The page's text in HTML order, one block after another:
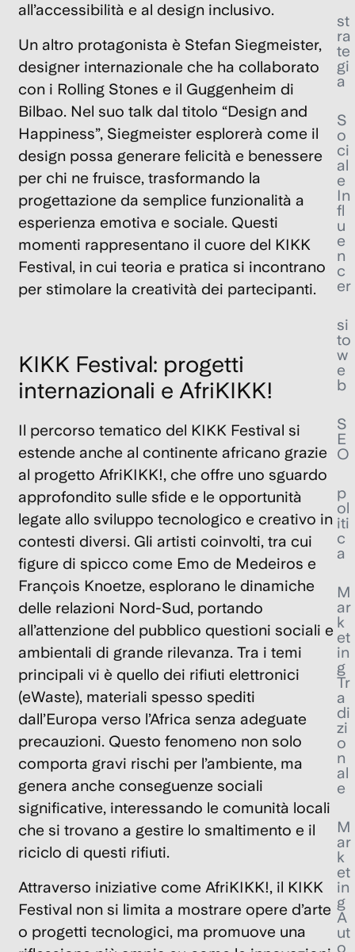
all’accessibilità e al design inclusivo.
Un altro protagonista è Stefan Siegmeister,
designer internazionale che ha collaborato
con i Rolling Stones e il Guggenheim di
Bilbao. Nel suo talk dal titolo “Design and
Happiness”, Siegmeister esplorerà come il
design possa generare felicità e benessere
per chi ne fruisce, trasformando la
progettazione da semplice funzionalità a
esperienza emotiva e sociale. Questi
momenti rappresentano il cuore del KIKK
Festival, in cui teoria e pratica si incontrano
per stimolare la creatività dei partecipanti.
KIKK Festival: progetti
internazionali e AfriKIKK!
Il percorso tematico del KIKK Festival si
estende anche al continente africano grazie
al progetto AfriKIKK!, che offre uno sguardo
approfondito sulle sfide e le opportunità
legate allo sviluppo tecnologico e creativo in
contesti diversi. Gli artisti coinvolti, tra cui
figure di spicco come Emo de Medeiros e
François Knoetze, esplorano le dinamiche
delle relazioni Nord-Sud, portando
all’attenzione del pubblico questioni sociali e
ambientali di grande rilevanza. Tra i temi
principali vi è quello dei rifiuti elettronici
(eWaste), materiali spesso spediti
dall’Europa verso l’Africa senza adeguate
precauzioni. Questo fenomeno non solo
comporta gravi rischi per l’ambiente, ma
genera anche conseguenze sociali
significative, interessando le comunità locali
che si trovano a gestire lo smaltimento e il
riciclo di questi rifiuti.
Attraverso iniziative come AfriKIKK!, il KIKK
Festival non si limita a mostrare opere d’arte
o progetti tecnologici, ma promuove una
st
ra
te
gi
a
S
o
ci
al
e
In
fl
u
e
n
c
er
si
to
w
e
b
S
E
O
p
ol
iti
c
a
M
ar
k
et
in
g
Tr
a
di
zi
o
n
al
e
M
ar
k
et
in
g
A
ut
o